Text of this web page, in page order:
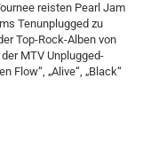
reisten Pearl Jam
Tenunplugged zu
Top-Rock-Alben von
MTV Unplugged-
Flow“, „Alive“, „Black“